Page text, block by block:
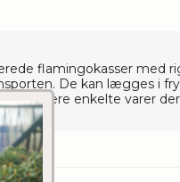
flamingokasser med
De kan lægges i
kan være enkelte varer